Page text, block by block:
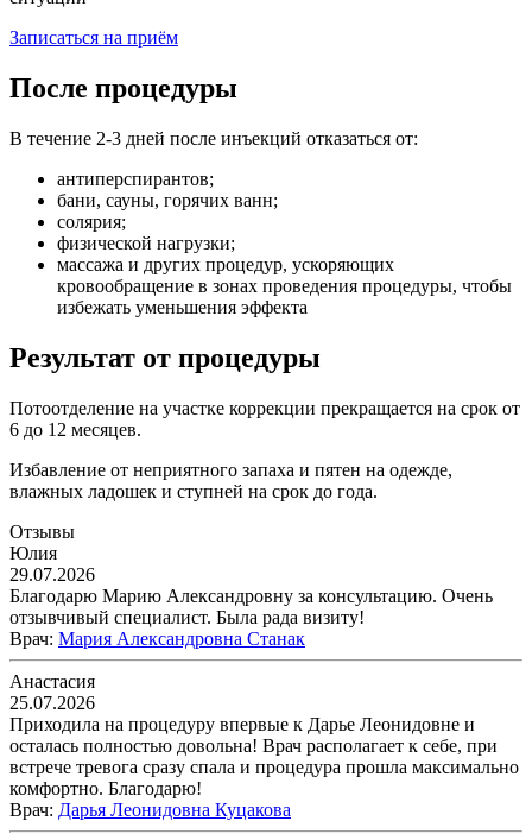
Записаться на приём
После процедуры
В течение 2-3 дней после инъекций отказаться от:
антиперспирантов;
бани, сауны, горячих ванн;
солярия;
физической нагрузки;
массажа и других процедур, ускоряющих
кровообращение в зонах проведения процедуры, чтобы
избежать уменьшения эффекта
Результат от процедуры
Потоотделение на участке коррекции прекращается на срок от
6 до 12 месяцев.
Избавление от неприятного запаха и пятен на одежде,
влажных ладошек и ступней на срок до года.
Отзывы
Юлия
29.07.2026
Благодарю Марию Александровну за консультацию. Очень
отзывчивый специалист. Была рада визиту!
Врач: Мария Александровна Станак
Анастасия
25.07.2026
Приходила на процедуру впервые к Дарье Леонидовне и
осталась полностью довольна! Врач располагает к себе, при
встрече тревога сразу спала и процедура прошла максимально
комфортно. Благодарю!
Врач: Дарья Леонидовна Куцакова